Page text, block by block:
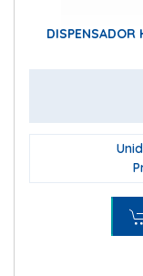
DISPENSADOR